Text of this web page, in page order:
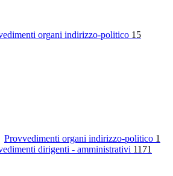
organi indirizzo-politico 15
Provvedimenti organi indirizzo-politico 1
dirigenti - amministrativi 1171